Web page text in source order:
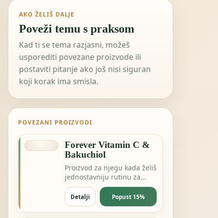
AKO ŽELIŠ DALJE
Poveži temu s praksom
Kad ti se tema razjasni, možeš
usporediti povezane proizvode ili
postaviti pitanje ako još nisi siguran
koji korak ima smisla.
POVEZANI PROIZVODI
Forever Vitamin C &
Bakuchiol
Proizvod za njegu kada želiš
jednostavniju rutinu za
kožu, kosu ili svakodnevnu
svježinu.
Detalji Popust 15%